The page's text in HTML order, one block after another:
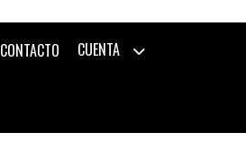
CONTACTO CUENTA